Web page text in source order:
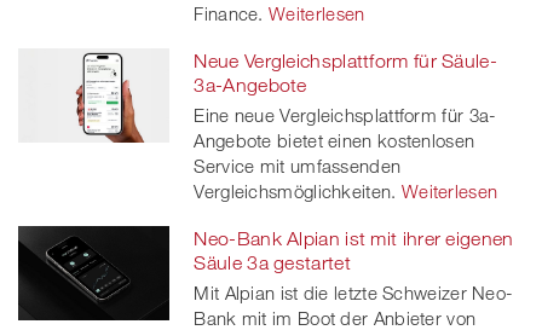
Finance. Weiterlesen
Neue Vergleichsplattform für Säule-
3a-Angebote
Eine neue Vergleichsplattform für 3a-
Angebote bietet einen kostenlosen
Service mit umfassenden
Vergleichsmöglichkeiten. Weiterlesen
Neo-Bank Alpian ist mit ihrer eigenen
Säule 3a gestartet
Mit Alpian ist die letzte Schweizer Neo-
Bank mit im Boot der Anbieter von